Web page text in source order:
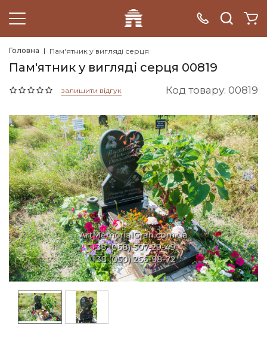
Головна Пам'ятник у вигляді серця
Пам'ятник у вигляді серця 00819
залишити відгук Код товару: 00819